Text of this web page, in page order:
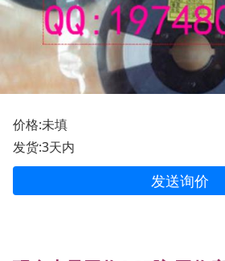
价格:未填
发货:3天内
发送询价